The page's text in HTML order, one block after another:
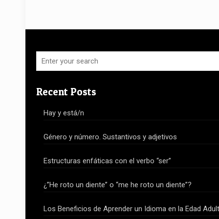
Recent Posts
Hay y está/n
Género y número. Sustantivos y adjetivos
Estructuras enfáticas con el verbo “ser”
¿”He roto un diente” o “me he roto un diente”?
Los Beneficios de Aprender un Idioma en la Edad